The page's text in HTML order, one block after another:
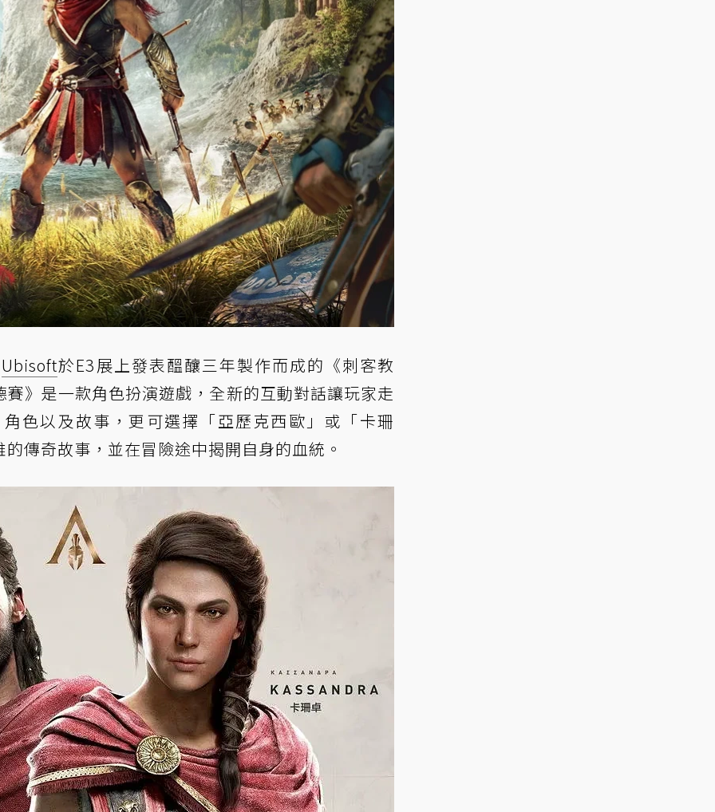
Ubisoft於E3展上發表醞釀三年製作而成的《刺客教
》是一款角色扮演遊戲，全新的互動對話讓玩家走
色以及故事，更可選擇「亞歷克西歐」或「卡珊
傳奇故事，並在冒險途中揭開自身的血統。